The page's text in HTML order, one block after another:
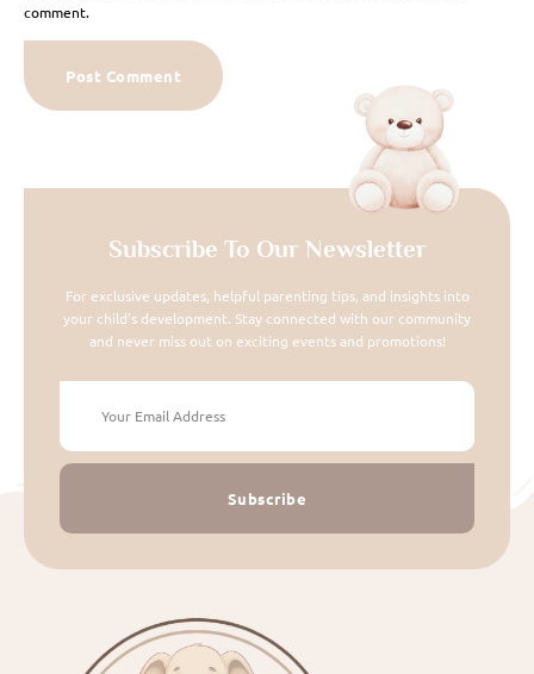
comment.
Subscribe To Our Newsletter
For exclusive updates, helpful parenting tips, and insights into
your child's development. Stay connected with our community
and never miss out on exciting events and promotions!
Subscribe